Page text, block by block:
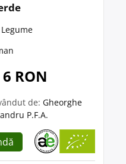
Legume
RON
de: Gheorghe
P.F.A.